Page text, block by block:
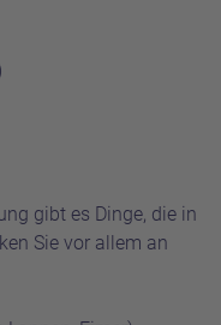
gibt es Dinge, die in
Sie vor allem an